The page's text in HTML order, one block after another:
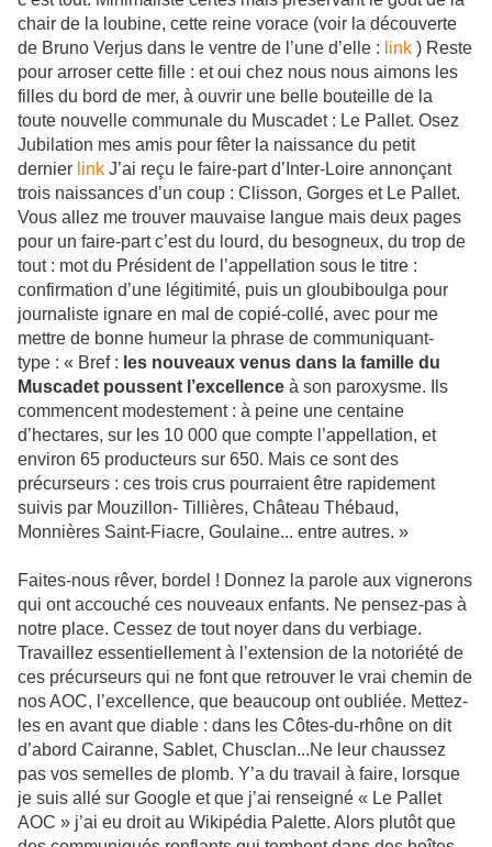
chair de la loubine, cette reine vorace (voir la découverte
de Bruno Verjus dans le ventre de l’une d’elle : link ) Reste
pour arroser cette fille : et oui chez nous nous aimons les
filles du bord de mer, à ouvrir une belle bouteille de la
toute nouvelle communale du Muscadet : Le Pallet. Osez
Jubilation mes amis pour fêter la naissance du petit
dernier link J’ai reçu le faire-part d’Inter-Loire annonçant
trois naissances d’un coup : Clisson, Gorges et Le Pallet.
Vous allez me trouver mauvaise langue mais deux pages
pour un faire-part c’est du lourd, du besogneux, du trop de
tout : mot du Président de l’appellation sous le titre :
confirmation d’une légitimité, puis un gloubiboulga pour
journaliste ignare en mal de copié-collé, avec pour me
mettre de bonne humeur la phrase de communiquant-
type : « Bref : les nouveaux venus dans la famille du
Muscadet poussent l’excellence à son paroxysme. Ils
commencent modestement : à peine une centaine
d’hectares, sur les 10 000 que compte l’appellation, et
environ 65 producteurs sur 650. Mais ce sont des
précurseurs : ces trois crus pourraient être rapidement
suivis par Mouzillon- Tillières, Château Thébaud,
Monnières Saint-Fiacre, Goulaine... entre autres. »
Faites-nous rêver, bordel ! Donnez la parole aux vignerons
qui ont accouché ces nouveaux enfants. Ne pensez-pas à
notre place. Cessez de tout noyer dans du verbiage.
Travaillez essentiellement à l’extension de la notoriété de
ces précurseurs qui ne font que retrouver le vrai chemin de
nos AOC, l’excellence, que beaucoup ont oubliée. Mettez-
les en avant que diable : dans les Côtes-du-rhône on dit
d’abord Cairanne, Sablet, Chusclan...Ne leur chaussez
pas vos semelles de plomb. Y’a du travail à faire, lorsque
je suis allé sur Google et que j’ai renseigné « Le Pallet
AOC » j’ai eu droit au Wikipédia Palette. Alors plutôt que